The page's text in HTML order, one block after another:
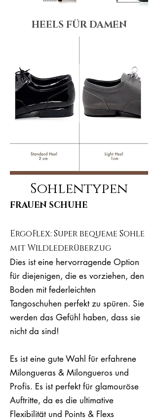
HEELS FÜR DAMEN
Sohlentypen
FRAUEN SCHUHE
ErgoFlex: Super bequeme Sohle
mit Wildlederüberzug
Dies ist eine hervorragende Option
für diejenigen, die es vorziehen, den
Boden mit federleichten
Tangoschuhen perfekt zu spüren. Sie
werden das Gefühl haben, dass sie
nicht da sind!
Es ist eine gute Wahl für erfahrene
Milongueras & Milongueros und
Profis. Es ist perfekt für glamouröse
Auftritte, da es die ultimative
Flexibilität und Points & Flexs